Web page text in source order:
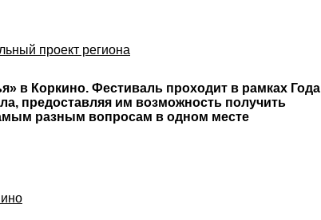
проект региона
в Коркино. Фестиваль проходит в рамках Года
предоставляя им возможность получить
разным вопросам в одном месте